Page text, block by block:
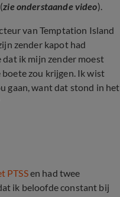
zie onderstaande video).
van Temptation Island
zender kapot had
ik mijn zender moest
zou krijgen. Ik wist
gaan, want dat stond in het
echt te ver’
PTSSen had twee
ik beloofde constant bij